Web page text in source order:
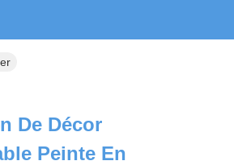
De Décor
Peinte En